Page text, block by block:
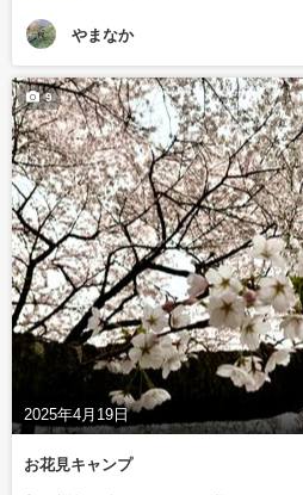
やまなか
2025年4月19日
9
お花見キャンプ